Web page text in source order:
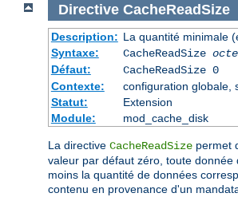
Directive CacheReadSize
Description: La quantité minimale
Syntaxe:
CacheReadSize
Défaut:
CacheReadSize 0
Contexte:
configuration globale,
Statut:
Extension
Module:
mod_cache_disk
La directive CacheReadSize permet
valeur par défaut zéro, toute
moins la quantité de données
contenu en provenance d'un